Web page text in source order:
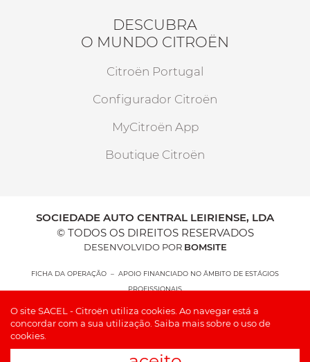
DESCUBRA
O MUNDO CITROËN
Citroën Portugal
Configurador Citroën
MyCitroën App
Boutique Citroën
SOCIEDADE AUTO CENTRAL LEIRIENSE, LDA
© TODOS OS DIREITOS RESERVADOS
DESENVOLVIDO POR BOMSITE
FICHA DA OPERAÇÃO – APOIO FINANCIADO NO ÂMBITO DE ESTÁGIOS
PROFISSIONAIS
O site SACEL - Citroën utiliza cookies. Ao navegar está a
concordar com a sua utilização. Saiba mais sobre o uso de
cookies.